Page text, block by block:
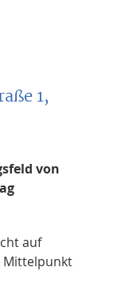
1,
von
auf
Mittelpunkt